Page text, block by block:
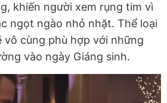
khiến người xem rụng tim vì
ngọt ngào nhỏ nhặt. Thể loại
vô cùng phù hợp với những
vào ngày Giáng sinh.